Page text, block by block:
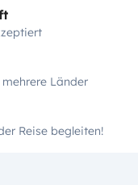
Länder
Reise begleiten!